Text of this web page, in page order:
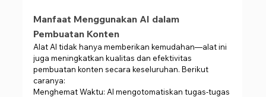
Manfaat Menggunakan AI dalam
Pembuatan Konten
Alat AI tidak hanya memberikan kemudahan—alat ini
juga meningkatkan kualitas dan efektivitas
pembuatan konten secara keseluruhan. Berikut
caranya:
Menghemat Waktu: AI mengotomatiskan tugas-tugas